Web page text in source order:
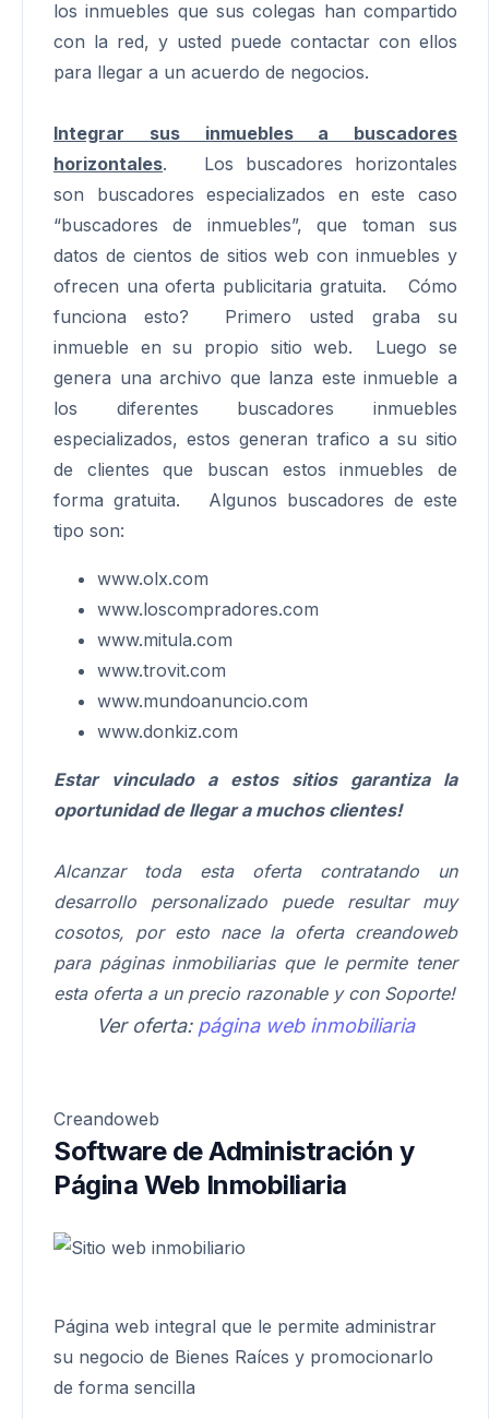
los inmuebles que sus colegas han compartido
con la red, y usted puede contactar con ellos
para llegar a un acuerdo de negocios.
Integrar sus inmuebles a buscadores
horizontales. Los buscadores horizontales
son buscadores especializados en este caso
“buscadores de inmuebles”, que toman sus
datos de cientos de sitios web con inmuebles y
ofrecen una oferta publicitaria gratuita. Cómo
funciona esto? Primero usted graba su
inmueble en su propio sitio web. Luego se
genera una archivo que lanza este inmueble a
los diferentes buscadores inmuebles
especializados, estos generan trafico a su sitio
de clientes que buscan estos inmuebles de
forma gratuita. Algunos buscadores de este
tipo son:
www.olx.com
www.loscompradores.com
www.mitula.com
www.trovit.com
www.mundoanuncio.com
www.donkiz.com
Estar vinculado a estos sitios garantiza la
oportunidad de llegar a muchos clientes!
Alcanzar toda esta oferta contratando un
desarrollo personalizado puede resultar muy
cosotos, por esto nace la oferta creandoweb
para páginas inmobiliarias que le permite tener
esta oferta a un precio razonable y con Soporte!
Ver oferta: página web inmobiliaria
Creandoweb
Software de Administración y
Página Web Inmobiliaria
Página web integral que le permite administrar
su negocio de Bienes Raíces y promocionarlo
de forma sencilla